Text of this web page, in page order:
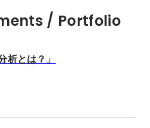
/ Portfolio
析とは？」